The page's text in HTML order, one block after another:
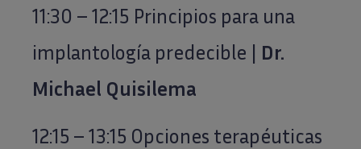
11:30 – 12:15 Principios para una
implantología predecible | Dr.
Michael Quisilema
12:15 – 13:15 Opciones terapéuticas